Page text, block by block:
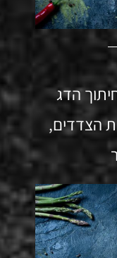
הדג
הצדדים,